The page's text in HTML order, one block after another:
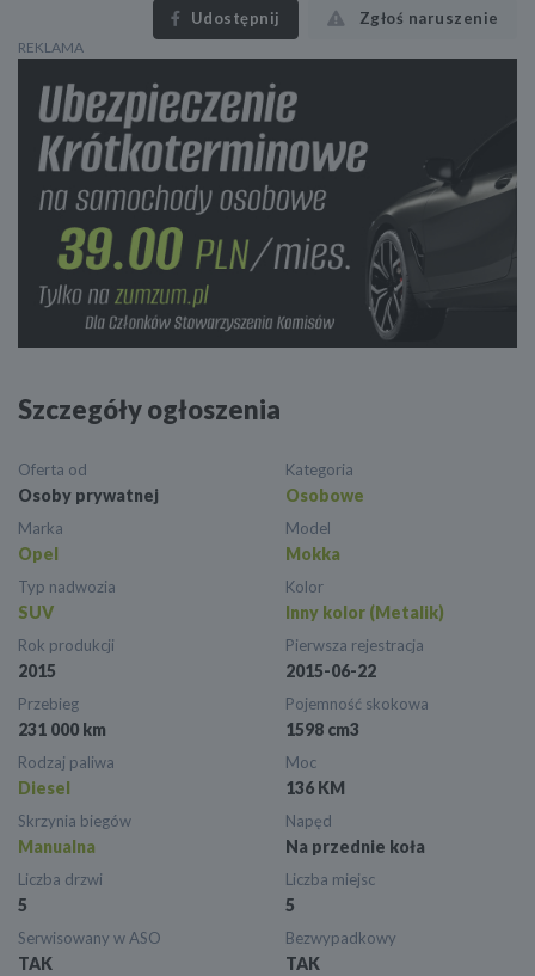
Udostępnij Zgłoś naruszenie
REKLAMA
Szczegóły ogłoszenia
Oferta od
Osoby prywatnej
Kategoria
Osobowe
Marka
Opel
Model
Mokka
Typ nadwozia
SUV
Kolor
Inny kolor (Metalik)
Rok produkcji
2015
Pierwsza rejestracja
2015-06-22
Przebieg
231 000 km
Pojemność skokowa
1598 cm3
Rodzaj paliwa
Diesel
Moc
136 KM
Skrzynia biegów
Manualna
Napęd
Na przednie koła
Liczba drzwi
5
Liczba miejsc
5
Serwisowany w ASO
TAK
Bezwypadkowy
TAK